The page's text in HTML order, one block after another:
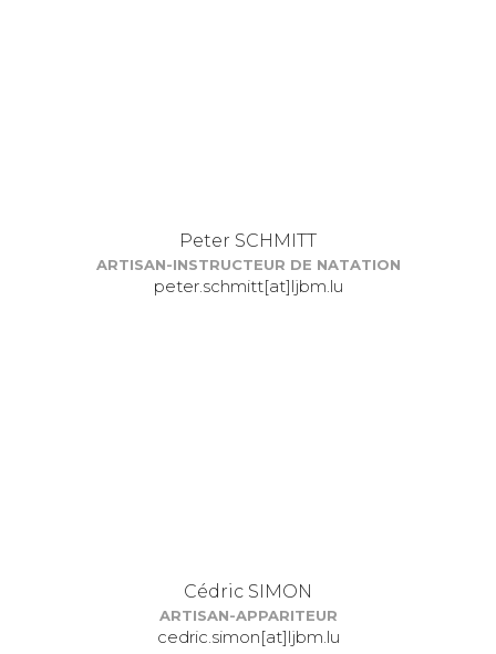
Peter SCHMITT
ARTISAN-INSTRUCTEUR DE NATATION
peter.schmitt[at]ljbm.lu
Cédric SIMON
ARTISAN-APPARITEUR
cedric.simon[at]ljbm.lu